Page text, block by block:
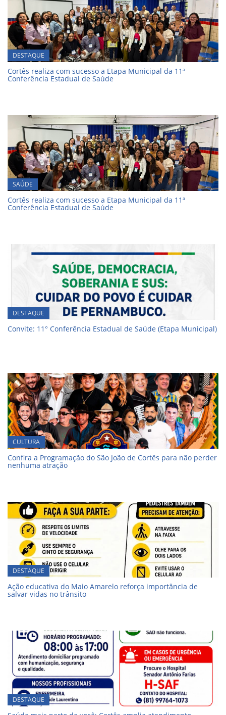
DESTAQUE
Cortês realiza com sucesso a Etapa Municipal da 11ª
Conferência Estadual de Saúde
SAÚDE
Cortês realiza com sucesso a Etapa Municipal da 11ª
Conferência Estadual de Saúde
DESTAQUE
Convite: 11° Conferência Estadual de Saúde (Etapa Municipal)
CULTURA
Confira a Programação do São João de Cortês para não perder
nenhuma atração
DESTAQUE
Ação educativa do Maio Amarelo reforça importância de
salvar vidas no trânsito
DESTAQUE